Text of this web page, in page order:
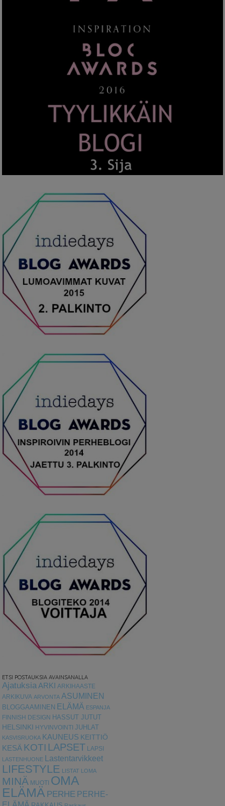
ETSI POSTAUKSIA AVAINSANALLA
Ajatuksia ARKI ARKIHAASTE
ARKIKUVA ARVONTA ASUMINEN
BLOGGAAMINEN ELÄMÄ ESPANJA
FINNISH DESIGN HASSUT JUTUT
HELSINKI
HYVINVOINTI JUHLAT
KASVISRUOKA KAUNEUS KEITTIÖ
KESÄ KOTI LAPSET LAPSI
LASTENHUONE Lastentarvikkeet
LIFESTYLE LISTAT LOMA
MINÄ MUOTI OMA
ELÄMÄ PERHE PERHE-